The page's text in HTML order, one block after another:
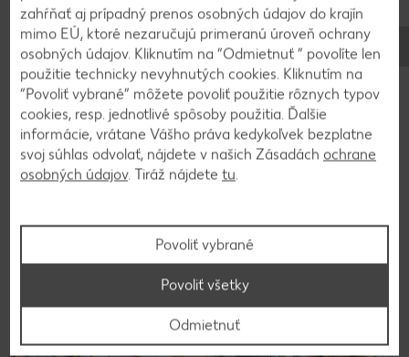
a necháme odkvapkať na kuchynskej utierke.
3
Polievku dozdobíme špargľovými lupienkami a
posypeme bylinkami.
zahŕňať aj prípadný prenos osobných údajov do krajín
mimo EÚ, ktoré nezaručujú primeranú úroveň ochrany
osobných údajov. Kliknutím na “Odmietnuť ” povolíte len
použitie technicky nevyhnutých cookies. Kliknutím na
“Povoliť vybrané” môžete povoliť použitie rôznych typov
cookies, resp. jednotlivé spôsoby použitia. Ďalšie
informácie, vrátane Vášho práva kedykoľvek bezplatne
svoj súhlas odvolať, nájdete v našich Zásadách ochrane
osobných údajov. Tiráž nájdete tu.
Povoliť vybrané
Odmietnuť
Povoliť všetky